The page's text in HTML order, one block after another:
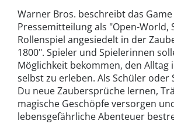
Warner Bros. beschreibt das
Pressemitteilung als "Open-World,
Rollenspiel angesiedelt in der
1800". Spieler und Spielerinnen
Möglichkeit bekommen, den Alltag
selbst zu erleben. Als Schüler oder
Du neue Zaubersprüche lernen,
magische Geschöpfe versorgen
lebensgefährliche Abenteuer